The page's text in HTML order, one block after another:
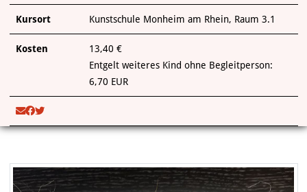
Kursort Kunstschule Monheim am Rhein, Raum 3.1
Kosten
13,40 €
Entgelt weiteres Kind ohne Begleitperson:
6,70 EUR